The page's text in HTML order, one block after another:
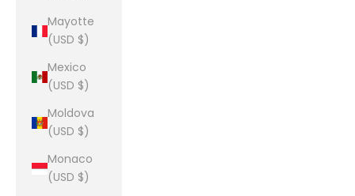
Mayotte
(USD $)
Mexico
(USD $)
Moldova
(USD $)
Monaco
(USD $)